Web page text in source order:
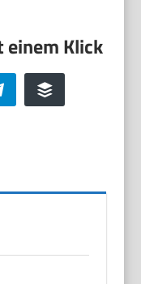
Telegram Buffer